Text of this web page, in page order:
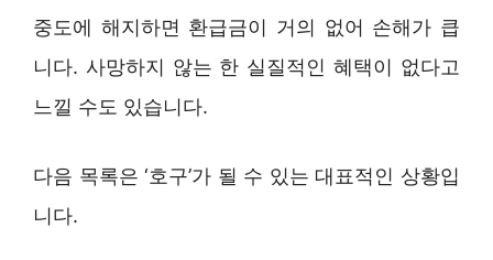
중도에 해지하면 환급금이 거의 없어 손해가 큽
니다. 사망하지 않는 한 실질적인 혜택이 없다고
느낄 수도 있습니다.
다음 목록은 ‘호구’가 될 수 있는 대표적인 상황입
니다.